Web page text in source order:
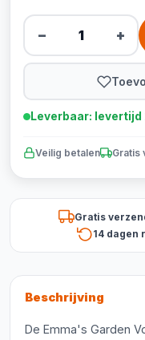
− +
Leverbaar:
Veilig betalen Gratis
Gratis
14 dagen
Beschrijving
De Emma's Garden